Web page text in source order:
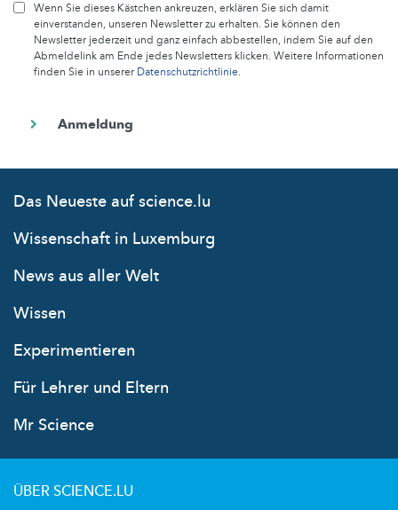
Wenn Sie dieses Kästchen ankreuzen, erklären Sie sich damit
einverstanden, unseren Newsletter zu erhalten. Sie können den
Newsletter jederzeit und ganz einfach abbestellen, indem Sie auf den
Abmeldelink am Ende jedes Newsletters klicken. Weitere Informationen
finden Sie in unsererDatenschutzrichtlinie.
Das Neueste auf science.lu
Wissenschaft in Luxemburg
News aus aller Welt
Wissen
Experimentieren
Für Lehrer und Eltern
Mr Science
ÜBER SCIENCE.LU